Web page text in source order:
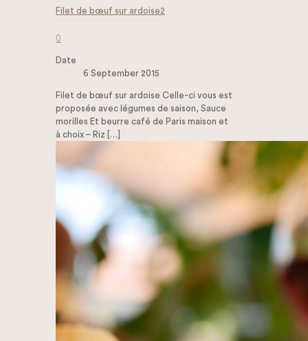
Filet de bœuf sur ardoise2
0
Date
6 September 2015
Filet de bœuf sur ardoise Celle-ci vous est
proposée avec légumes de saison, Sauce
morilles Et beurre café de Paris maison et
à choix – Riz […]